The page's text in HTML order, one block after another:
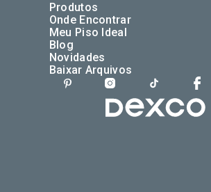
Produtos
Onde Encontrar
Meu Piso Ideal
Blog
Novidades
Baixar Arquivos